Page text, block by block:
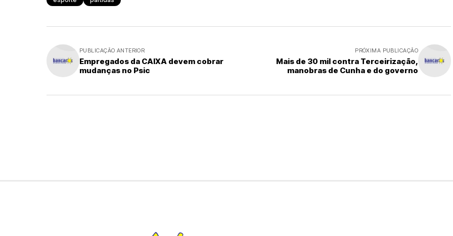
PUBLICAÇÃO ANTERIOR
Empregados da CAIXA devem cobrar
mudanças no Psic
PRÓXIMA PUBLICAÇÃO
Mais de 30 mil contra Terceirização,
manobras de Cunha e do governo